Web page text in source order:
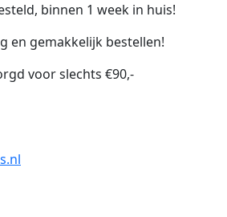
binnen 1 week in huis!
en gemakkelijk bestellen!
voor slechts €90,-